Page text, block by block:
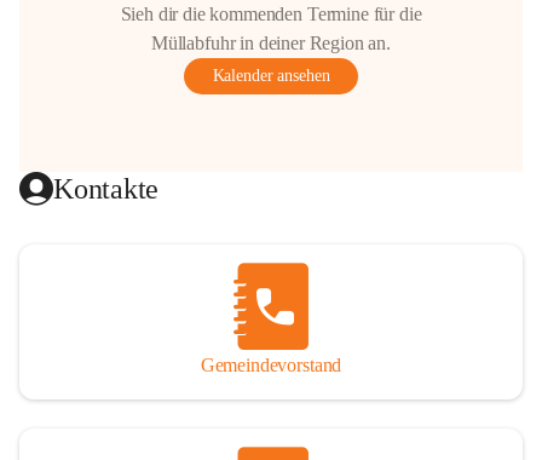
Sieh dir die kommenden Termine für die
Müllabfuhr in deiner Region an.
Kalender ansehen
Kontakte
Gemeindevorstand